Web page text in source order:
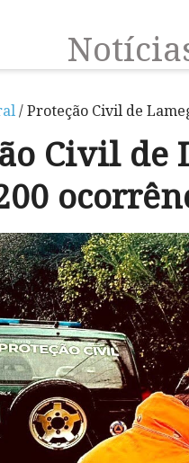
/ Proteção Civil de
Civil de